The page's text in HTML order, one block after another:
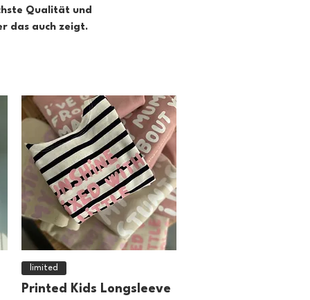
Qualität und
das auch zeigt.
limited
Printed Kids Longsleeve